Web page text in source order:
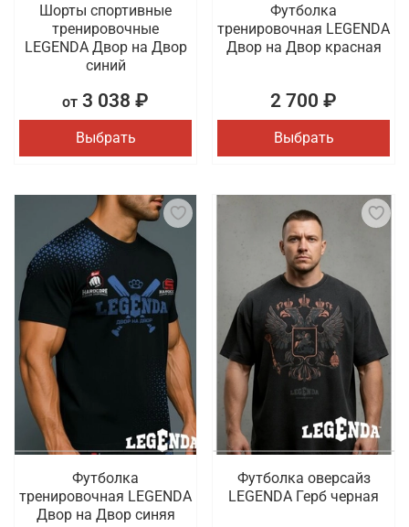
Шорты спортивные
тренировочные
LEGENDA Двор на Двор
синий
от 3 038 ₽
Выбрать
Футболка
тренировочная LEGENDA
Двор на Двор красная
2 700 ₽
Выбрать
Футболка
тренировочная LEGENDA
Двор на Двор синяя
Футболка оверсайз
LEGENDA Герб черная